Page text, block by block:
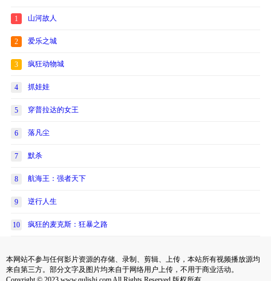
1 山河故人
2 爱乐之城
3 疯狂动物城
4 抓娃娃
5 穿普拉达的女王
6 落凡尘
7 默杀
8 航海王：强者天下
9 逆行人生
10 疯狂的麦克斯：狂暴之路
本网站不参与任何影片资源的存储、录制、剪辑、上传，本站所有视频播放源均
来自第三方。部分文字及图片均来自于网络用户上传，不用于商业活动。